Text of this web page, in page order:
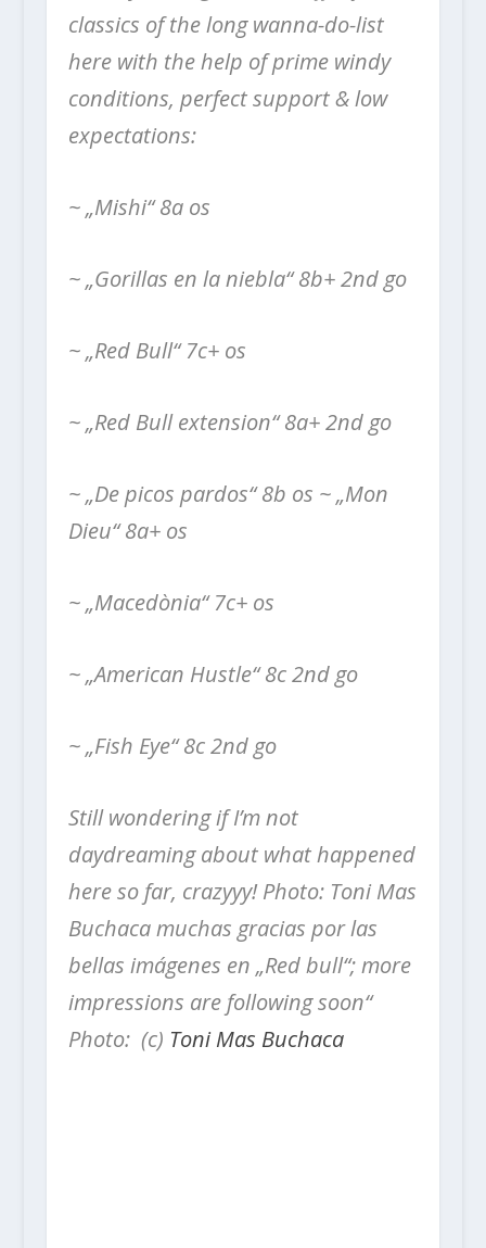
classics of the long wanna-do-list
here with the help of prime windy
conditions, perfect support & low
expectations:
~ „Mishi“ 8a os
~ „Gorillas en la niebla“ 8b+ 2nd go
~ „Red Bull“ 7c+ os
~ „Red Bull extension“ 8a+ 2nd go
~ „De picos pardos“ 8b os ~ „Mon
Dieu“ 8a+ os
~ „Macedònia“ 7c+ os
~ „American Hustle“ 8c 2nd go
~ „Fish Eye“ 8c 2nd go
Still wondering if I’m not
daydreaming about what happened
here so far, crazyyy! Photo: Toni Mas
Buchaca muchas gracias por las
bellas imágenes en „Red bull“; more
impressions are following soon“
Photo: (c) Toni Mas Buchaca